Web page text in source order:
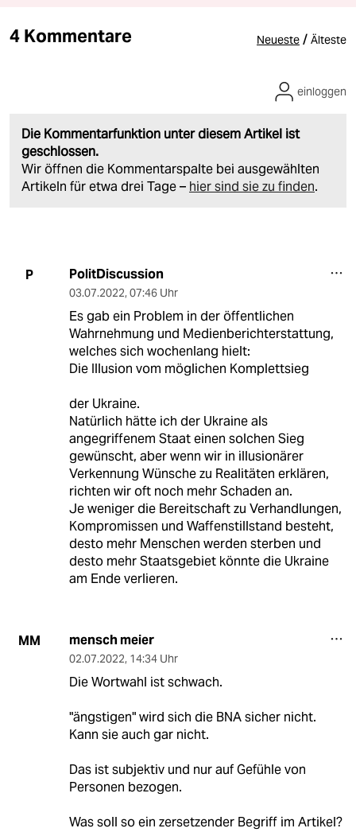
4 Kommentare Neueste / Älteste
Die Kommentarfunktion unter diesem Artikel ist
geschlossen.
Wir öffnen die Kommentarspalte bei ausgewählten
Artikeln für etwa drei Tage – hier sind sie zu finden.
einloggen
P PolitDiscussion
03.07.2022, 07:46 Uhr
Es gab ein Problem in der öffentlichen
Wahrnehmung und Medienberichterstattung,
welches sich wochenlang hielt:
Die Illusion vom möglichen Komplettsieg
der Ukraine.
Natürlich hätte ich der Ukraine als
angegriffenem Staat einen solchen Sieg
gewünscht, aber wenn wir in illusionärer
Verkennung Wünsche zu Realitäten erklären,
richten wir oft noch mehr Schaden an.
Je weniger die Bereitschaft zu Verhandlungen,
Kompromissen und Waffenstillstand besteht,
desto mehr Menschen werden sterben und
desto mehr Staatsgebiet könnte die Ukraine
am Ende verlieren.
MM mensch meier
02.07.2022, 14:34 Uhr
Die Wortwahl ist schwach.
"ängstigen" wird sich die BNA sicher nicht.
Kann sie auch gar nicht.
Das ist subjektiv und nur auf Gefühle von
Personen bezogen.
Was soll so ein zersetzender Begriff im Artikel?